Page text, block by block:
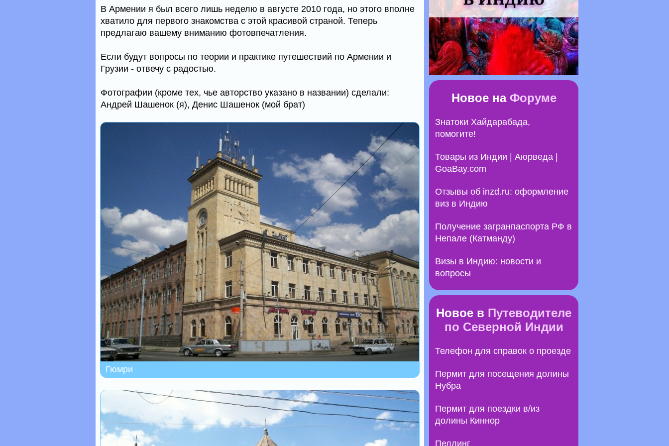
В Армении я был всего лишь неделю в августе 2010 года, но этого вполне
хватило для первого знакомства с этой красивой страной. Теперь
предлагаю вашему вниманию фотовпечатления.
Если будут вопросы по теории и практике путешествий по Армении и
Грузии - отвечу с радостью.
Фотографии (кроме тех, чье авторство указано в названии) сделали:
Андрей Шашенок (я), Денис Шашенок (мой брат)
Гюмри
Новое на Форуме
Знатоки Хайдарабада,
помогите!
Товары из Индии | Аюрведа |
GoaBay.com
Отзывы об inzd.ru: оформление
виз в Индию
Получение загранпаспорта РФ в
Непале (Катманду)
Визы в Индию: новости и
вопросы
Новое в Путеводителе
по Северной Индии
Телефон для справок о проезде
Пермит для посещения долины
Нубра
Пермит для поездки в/из
долины Киннор
Пеллинг